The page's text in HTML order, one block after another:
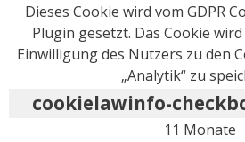
Dieses Cookie wird vom GDPR
Plugin gesetzt. Das Cookie
Einwilligung des Nutzers zu den
„Analytik“ zu
cookielawinfo-
11 Monate